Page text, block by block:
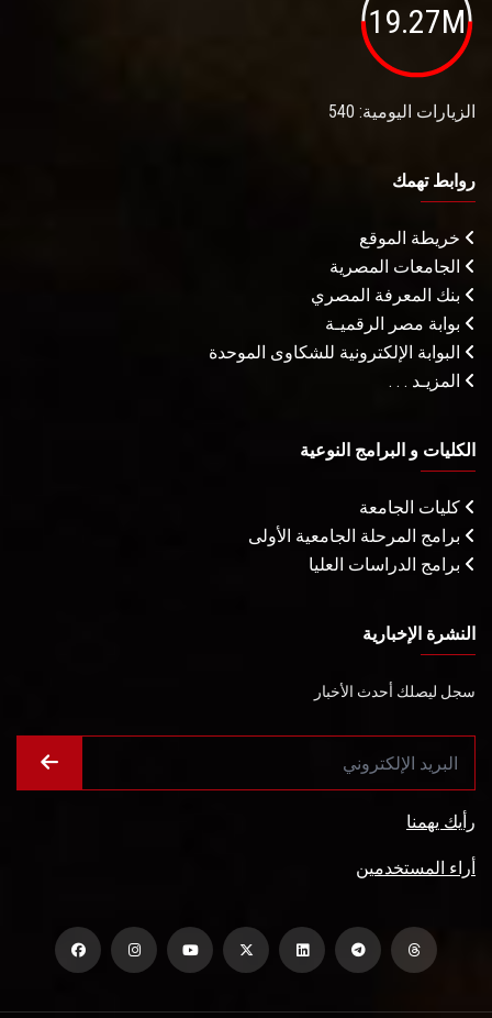
19.27M
الزيارات اليومية: 540
روابط تهمك
خريطة الموقع
الجامعات المصرية
بنك المعرفة المصري
بوابة مصر الرقميـة
البوابة الإلكترونية للشكاوى الموحدة
المزيـد . . .
الكليات و البرامج النوعية
كليات الجامعة
برامج المرحلة الجامعية الأولى
برامج الدراسات العليا
النشرة الإخبارية
سجل ليصلك أحدث الأخبار
رأيك يهمنا
أراء المستخدمين